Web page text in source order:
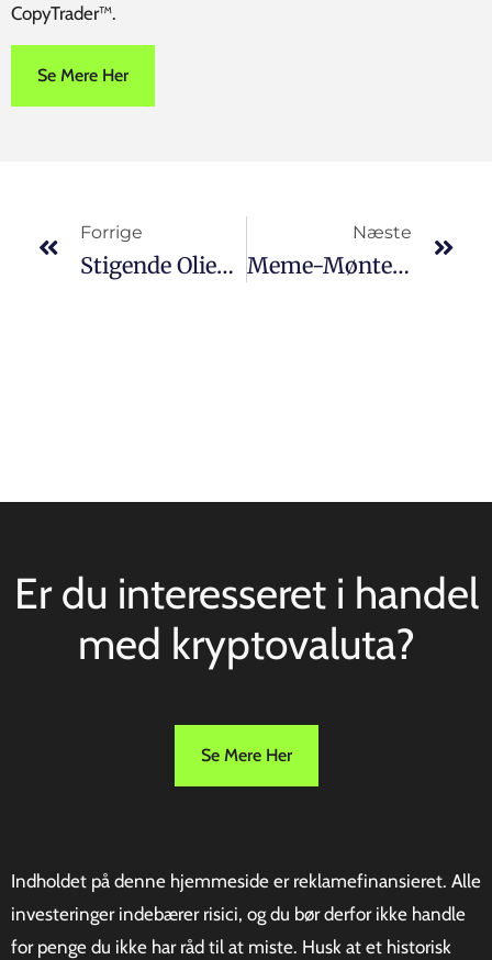
CopyTrader™.
Se Mere Her
Forrige
Stigende Oliepriser Presser Ether-Salg: Tom Lee
Næste
Meme-Mønter Under Pres, Dogecoin Fortsætter Tabene
Er du interesseret i handel
med kryptovaluta?
Se Mere Her
Indholdet på denne hjemmeside er reklamefinansieret. Alle
investeringer indebærer risici, og du bør derfor ikke handle
for penge du ikke har råd til at miste. Husk at et historisk